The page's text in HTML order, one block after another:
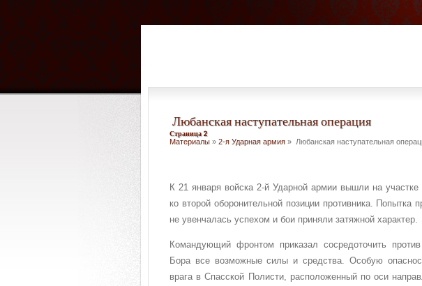
Любанская наступательная операция
Страница 2
Материалы » 2-я Ударная армия » Любанская наступательная
К 21 января войска 2-й Ударной армии вышли на
ко второй оборонительной позиции противника. Попытка
не увенчалась успехом и бои приняли затяжной характер.
Командующий фронтом приказал сосредоточить
Бора все возможные силы и средства. Особую
врага в Спасской Полисти, расположенный по оси